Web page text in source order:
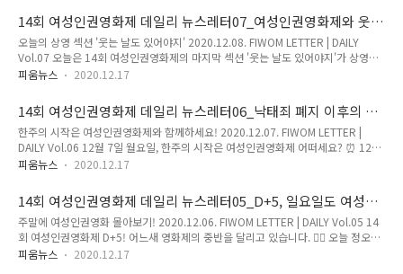
영화제 유튜브 채널에서 보실 수 있습니다. 12월 10일 목요일 저녁 7시, 여성인권영
화제 유튜브 채널에서 폐막식이 진행됩니다. 🤩 10일 목요일 오후 6시까지 보실 수
있는 상영작을 온라인 상영관에서 지금 바로 관람하세요! 지금까지 진행된 GV와 피
움톡톡은 여성인권영화제 유튜브 채널에서 보실 수 있어요. 👀 온라인 무료 상영으로
진행되는 여성인권영화제는..
14회 여성인권영화제 데일리 뉴스레터07_여성인권영화제와 웃
는 날 보내는 거 어떠세요?
오늘의 상영 섹션 '웃는 날도 있어야지' 2020.12.08. FIWOM LETTER | DAILY
Vol.07 오늘은 14회 여성인권영화제의 마지막 섹션 '웃는 날도 있어야지'가 상영을
시작합니다! 다른 섹션과 다르게 오늘 오후 6시부터 상영을 시작하여 12월 10일 목
브 채널에서 폐막식이 진행되오니 많이 참여해 주세요. 👏 어제 진행한 피움톡톡과
함께 오늘 오후 4시 감독과의 대화, 저녁 7시 피움톡톡 모두 함께 즐겨주세요:) 오늘
오후 6시에 시작하는 상영작을 온라인 상영관에서 지금 예매하세요! 지금까지 진행
된 피움톡톡은 여성인권영화제 유튜브 채널 혹은 온라인 상영관에서 보실 수 있어요.
오늘 오후 4시 감독과의 대..
피움뉴스 2020.12.17
14회 여성인권영화제 데일리 뉴스레터06_낙태죄 폐지 이후의 세
계, 여성인권영화로 만나보세요!
한주의 시작은 여성인권영화제와 함께하세요! 2020.12.07. FIWOM LETTER |
DAILY Vol.06 12월 7일 월요일, 한주의 시작은 여성인권영화제 어떠세요? ⏰ 12월
10일까지 영화제를 알차게 즐기시길 바랍니다. 오늘 정오부터 'MY BODY MY
독과의 대화와 피움톡톡도 보시고, 오늘 저녁 7시에 진행되는 피움톡톡에서 만나요.
🎶 14회 여성인권영화제 굿즈 텀블벅 펀딩이 이번 주 일요일에 마감되니 놓치지 마
세요. 🙌 오늘 정오에 시작하는 상영작을 온라인 상영관에서 지금 예매하세요! 어제
진행한 피움톡톡을 여성인권영화제 유튜브 채널 혹은 온라인 상영관에서 보실 수 있
어요. 오늘 저녁 7시에 '있는 ..
피움뉴스 2020.12.17
14회 여성인권영화제 데일리 뉴스레터05_D+5, 일요일도 여성인
권영화제!
주말에 여성인권영화 몰아보기! 2020.12.06. FIWOM LETTER | DAILY Vol.05 14
회 여성인권영화제 D+5! 어느새 영화제의 중반을 달리고 있습니다. 🏃‍♀️ 오늘 정오부
터는 '내가 나로 존재하기 위해' 섹션의 상영작을 관람하실 수 있어요. 토요일에 진행
피움뉴스 2020.12.17